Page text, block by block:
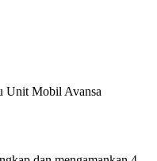
Unit Mobil Avansa